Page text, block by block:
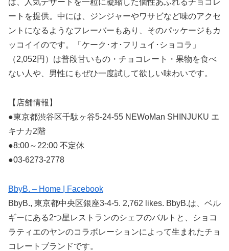
は、人気デザートを一粒に凝縮した個性あふれるチョコレ
ートを提供。中には、ジンジャーやワサビなど味のアクセ
ントになるようなフレーバーもあり、そのパッケージもカ
ッコイイのです。「ケーク･オ･フリュイ･ショコラ」
（2,052円）は普段甘いもの・チョコレート・果物を食べ
ない人や、男性にもぜひ一度試して欲しい味わいです。
【店舗情報】
●東京都渋谷区千駄ヶ谷5-24-55 NEWoMan SHINJUKU エ
キナカ2階
●8:00～22:00 不定休
●03-6273-2778
BbyB. – Home | Facebook
BbyB., 東京都中央区銀座3-4-5. 2,762 likes. BbyB.は、ベル
ギーにある2つ星レストランのシェフのバルトと、ショコ
ラティエのヤンのコラボレーションによって生まれたチョ
コレートブランドです。